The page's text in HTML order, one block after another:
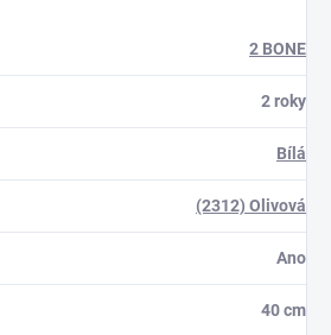
2 BONE
2 roky
Bílá
(2312) Olivová
Ano
40 cm